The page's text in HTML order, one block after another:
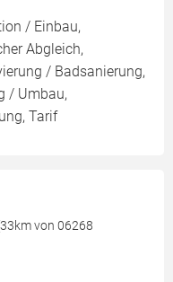
/ Einbau,
Abgleich,
/ Badsanierung,
/ Umbau,
Tarif
von 06268